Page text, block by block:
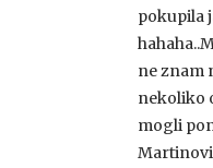
pokupila
ne znam
nekoliko
mogli